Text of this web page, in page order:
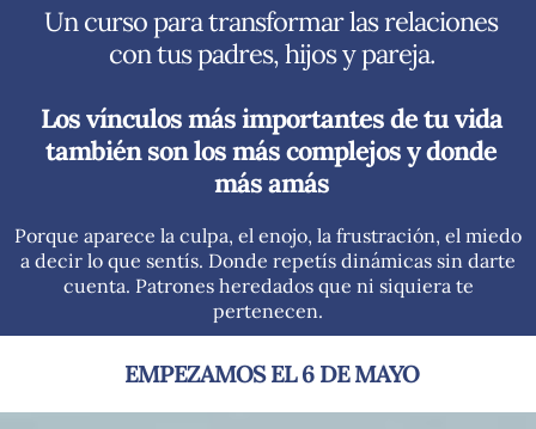
Un curso para transformar las relaciones
con tus padres, hijos y pareja.
Los vínculos más importantes de tu vida
también son los más complejos y donde
más amás
Porque aparece la culpa, el enojo, la frustración, el miedo
a decir lo que sentís. Donde repetís dinámicas sin darte
cuenta. Patrones heredados que ni siquiera te
pertenecen.
EMPEZAMOS EL 6 DE MAYO